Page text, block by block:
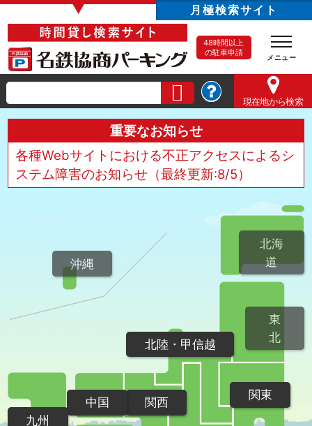
▼ 月極検索サイト
48時間以上
の駐車申請
現在地から検索
重要なお知らせ
各種Webサイトにおける不正アクセスによるシ
ステム障害のお知らせ（最終更新:8/5）
北海
道
東
北
関東
北陸・甲信越
関西
中国
九州
沖縄